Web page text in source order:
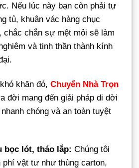
Nếu lúc này bạn còn phải tự
tủ, khuân vác hàng chục
chắc chắn sự mệt mỏi sẽ làm
và tinh thần thành kính
khăn đó, Chuyển Nhà Trọn
đời mang đến giải pháp di dời
chóng và an toàn tuyệt
bọc lót, tháo lắp: Chúng tôi
phí vật tư như thùng carton,